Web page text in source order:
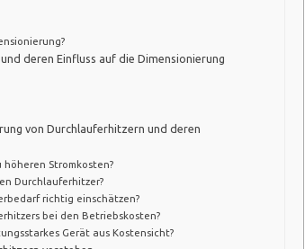
deren Einfluss auf die Dimensionierung
von Durchlauferhitzern und deren
Stromkosten?
Durchlauferhitzer?
richtig einschätzen?
bei den Betriebskosten?
Gerät aus Kostensicht?